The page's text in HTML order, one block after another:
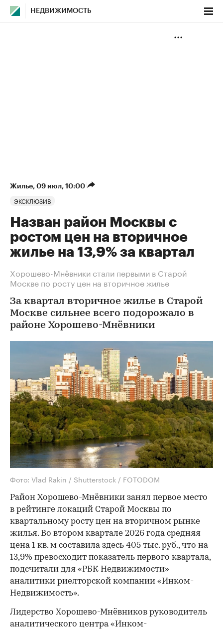
НЕДВИЖИМОСТЬ
Жилье⁠, 09 июл, 10:00
ЭКСКЛЮЗИВ
Назван район Москвы с
ростом цен на вторичное
жилье на 13,9% за квартал
Хорошево-Мнёвники стали первыми в Старой
Москве по росту цен на вторичное жилье
За квартал вторичное жилье в Старой
Москве сильнее всего подорожало в
районе Хорошево-Мнёвники
Фото: Vlad Rakin / Shutterstock / FOTODOM
Район Хорошево-Мнёвники занял первое место
в рейтинге локаций Старой Москвы по
квартальному росту цен на вторичном рынке
жилья. Во втором квартале 2026 года средняя
цена 1 кв. м составила здесь 405 тыс. руб., что на
13,9% превосходит показатель первого квартала,
подсчитали для «РБК Недвижимости»
аналитики риелторской компании «Инком-
Недвижимость».
Лидерство Хорошево-Мнёвников руководитель
аналитического центра «Инком-